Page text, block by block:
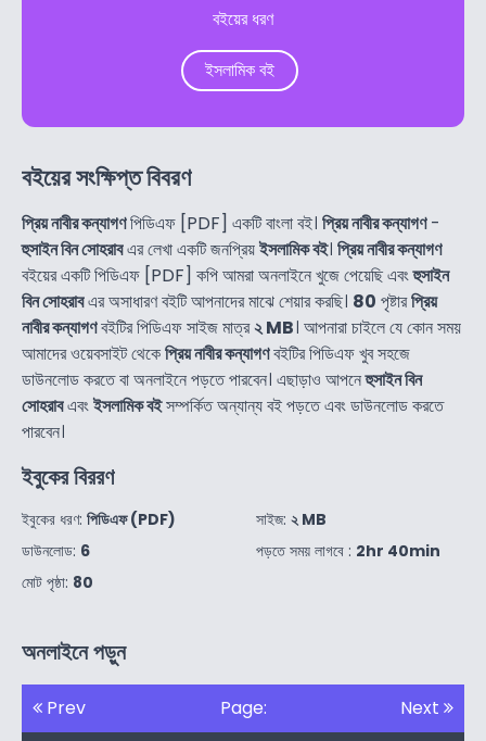
বইয়ের ধরণ
ইসলামিক বই
বইয়ের সংক্ষিপ্ত বিবরণ
প্রিয় নাবীর কন্যাগণপিডিএফ [PDF] একটি বাংলা বই। প্রিয় নাবীর কন্যাগণ-
হুসাইন বিন সোহরাবএর লেখা একটি জনপ্রিয়ইসলামিক বই। প্রিয় নাবীর কন্যাগণ
বইয়ের একটি পিডিএফ [PDF] কপি আমরা অনলাইনে খুজে পেয়েছি এবংহুসাইন
বিন সোহরাবএর অসাধারণ বইটি আপনাদের মাঝে শেয়ার করছি। 80 পৃষ্টারপ্রিয়
নাবীর কন্যাগণবইটির পিডিএফ সাইজ মাত্র২ MB। আপনারা চাইলে যে কোন সময়
আমাদের ওয়েবসাইট থেকেপ্রিয় নাবীর কন্যাগণবইটির পিডিএফ খুব সহজে
ডাউনলোড করতে বা অনলাইনে পড়তে পারবেন। এছাড়াও আপনেহুসাইন বিন
সোহরাবএবংইসলামিক বইসম্পর্কিত অন্যান্য বই পড়তে এবং ডাউনলোড করতে
পারবেন।
ইবুকের বিররণ
ইবুকের ধরণ: পিডিএফ (PDF)
ডাউনলোড: 6
মোট পৃষ্ঠা: 80
সাইজ: ২ MB
পড়তে সময় লাগবে : 2hr 40min
অনলাইনে পড়ুন
Prev Page: Next